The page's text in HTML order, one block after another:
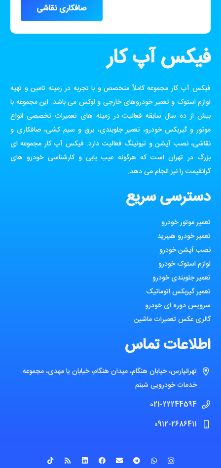
صافکاری نقاشی
فیکس آپ کار
فیکس آپ کار مجموعه کاملاً متخصص و با تجربه در زمینه تامین و تهیه
لوازم استوک و تعمیر خودروهای خارجی و لوکس می باشد. این مجموعه با
بیش از ده سال سابقه فعالیت در زمینه های تعمیرات تخصصی انواع
موتور و گیربکس خودرو، تعمیر جلوبندی، برق و سیم کشی، صافکاری و
نقاشی، نصب آپشن و تیونینگ فعالیت دارد. فیکس آپ کار مجموعه ای
بزرگ در تهران است که هرگونه عیب یابی و کارشناسی خودرو های
گرانقیمت را نیز انجام می دهد.
دسترسی سریع
تعمیر موتور خودرو
تعمیر خودرو هیبرید
نصب آپشن خودرو
لوازم استوک خودرو
تعمیر جلوبندی خودرو
تعمیر گیربکس اتوماتیک
سرویس دوره ای خودرو
گالری عکس تعمیرات ماشین
اطلاعات تماس
تهرانپارس، خیابان هنگام، میدان هنگام، خیابان یا مهدی، مجموعه
خدمات خودرویی شبنم
021-22244594
0912-2686411